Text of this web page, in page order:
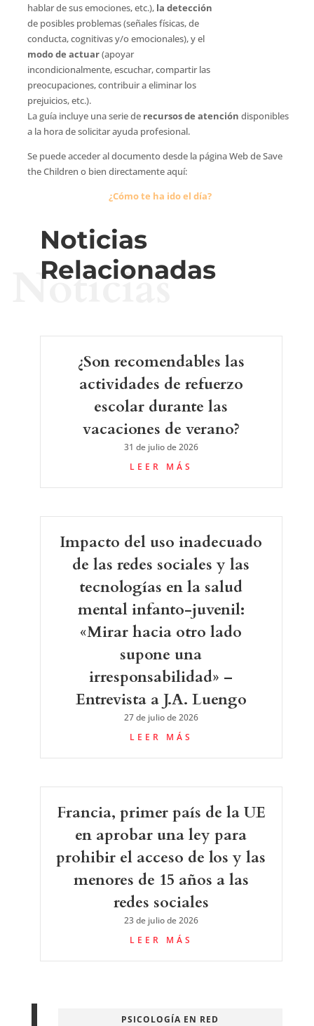
hablar de sus emociones, etc.),la detección
de posibles problemas (señales físicas, de
conducta, cognitivas y/o emocionales), y el
modo de actuar(apoyar
incondicionalmente, escuchar, compartir las
preocupaciones, contribuir a eliminar los
prejuicios, etc.).
La guía incluye una serie de recursos de atención disponibles
a la hora de solicitar ayuda profesional.
Se puede acceder al documento desde la página Web de Save
the Children o bien directamente aquí:
¿Cómo te ha ido el día?
Noticias
Relacionadas
Noticias
¿Son recomendables las
actividades de refuerzo
escolar durante las
vacaciones de verano?
31 de julio de 2026
LEER MÁS
Impacto del uso inadecuado
de las redes sociales y las
tecnologías en la salud
mental infanto-juvenil:
«Mirar hacia otro lado
supone una
irresponsabilidad» –
Entrevista a J.A. Luengo
27 de julio de 2026
LEER MÁS
Francia, primer país de la UE
en aprobar una ley para
prohibir el acceso de los y las
menores de 15 años a las
redes sociales
23 de julio de 2026
LEER MÁS
PSICOLOGÍA EN RED